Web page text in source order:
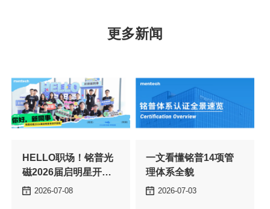
更多新闻
2026-07-08
理体系全貌
2026-07-03